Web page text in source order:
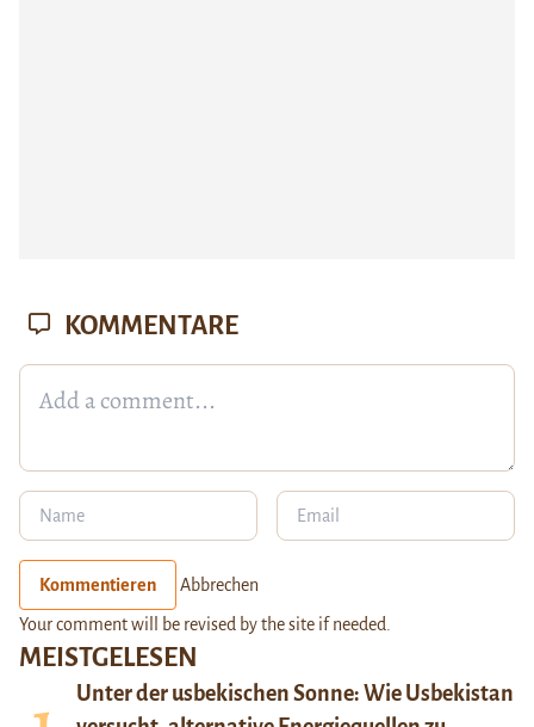
MEISTGELESEN
Unter der usbekischen Sonne: Wie Usbekistan
KOMMENTARE
Kommentieren Abbrechen
Your comment will be revised by the site if needed.